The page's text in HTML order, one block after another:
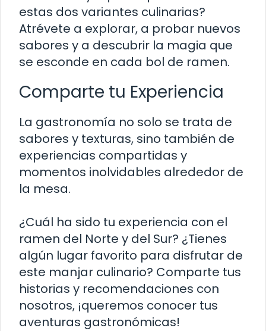
estas dos variantes culinarias?
Atrévete a explorar, a probar nuevos
sabores y a descubrir la magia que
se esconde en cada bol de ramen.
Comparte tu Experiencia
La gastronomía no solo se trata de
sabores y texturas, sino también de
experiencias compartidas y
momentos inolvidables alrededor de
la mesa.
¿Cuál ha sido tu experiencia con el
ramen del Norte y del Sur? ¿Tienes
algún lugar favorito para disfrutar de
este manjar culinario? Comparte tus
historias y recomendaciones con
nosotros, ¡queremos conocer tus
aventuras gastronómicas!